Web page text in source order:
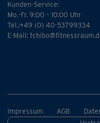
Kunden-Service:
Mo.-Fr. 9:00 – 10:00 Uhr
Tel.:+49 (0) 40-53799334
E-Mail:
Impressum AGB